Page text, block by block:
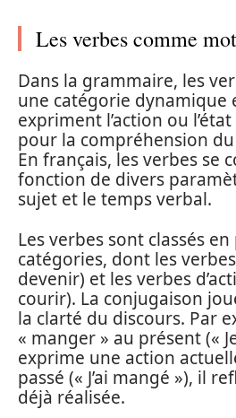
Les verbes comme
Dans la grammaire, les
une catégorie dynamique
expriment l’action ou
pour la compréhension
En français, les verbes se
fonction de divers
sujet et le temps verbal.
Les verbes sont classés
catégories, dont les
devenir) et les verbes
courir). La conjugaison
la clarté du discours. Par
« manger » au présent («
exprime une action
passé (« J’ai mangé »), il
déjà réalisée.